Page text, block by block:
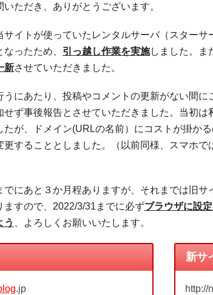
ただき、ありがとうございます。
サイトが使っていたレンタルサーバ（スターサ
ったため、 引っ越し作業を実施しました。ま
新させていただきました。
うにあたり、投稿やコメントの更新がない間
せず事後報告とさせていただきました。当初
たが、ドメイン(URLの名前）にコストが掛か
更することとしました。（以前同様、スマホ
でにあと３か月程ありますが、それまでは旧
ますので、2022/3/31までに必ずブラウザに設
う
、よろしくお願いいたします。
.jp
新サ
http://